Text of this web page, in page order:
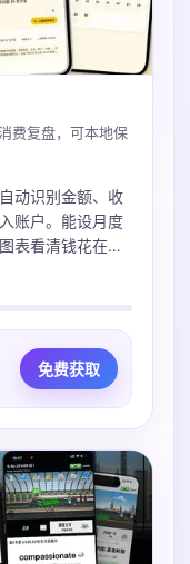
费复盘，可本地保
动识别金额、收
账户。能设月度
表看清钱花在
。
免费获取